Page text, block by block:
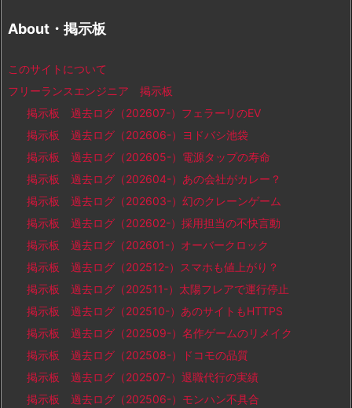
About・掲示板
このサイトについて
フリーランスエンジニア 掲示板
掲示板 過去ログ（202607-）フェラーリのEV
掲示板 過去ログ（202606-）ヨドバシ池袋
掲示板 過去ログ（202605-）電源タップの寿命
掲示板 過去ログ（202604-）あの会社がカレー？
掲示板 過去ログ（202603-）幻のクレーンゲーム
掲示板 過去ログ（202602-）採用担当の不快言動
掲示板 過去ログ（202601-）オーバークロック
掲示板 過去ログ（202512-）スマホも値上がり？
掲示板 過去ログ（202511-）太陽フレアで運行停止
掲示板 過去ログ（202510-）あのサイトもHTTPS
掲示板 過去ログ（202509-）名作ゲームのリメイク
掲示板 過去ログ（202508-）ドコモの品質
掲示板 過去ログ（202507-）退職代行の実績
掲示板 過去ログ（202506-）モンハン不具合